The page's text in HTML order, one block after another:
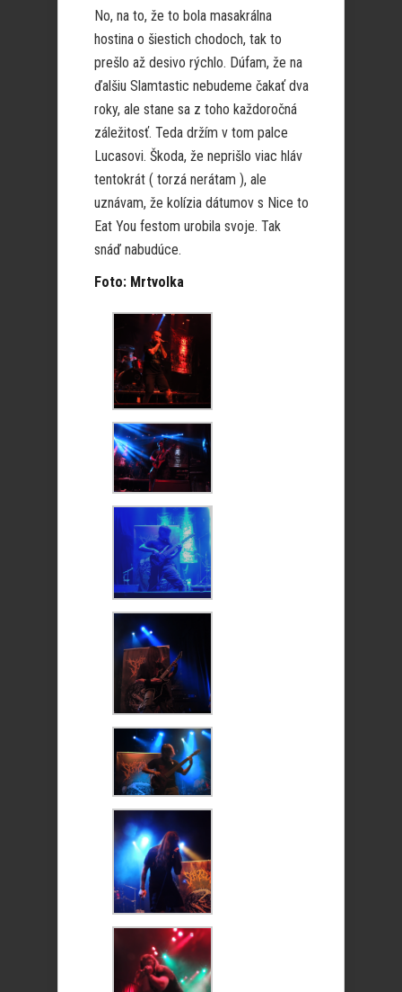
No, na to, že to bola masakrálna
hostina o šiestich chodoch, tak to
prešlo až desivo rýchlo. Dúfam, že na
ďalšiu Slamtastic nebudeme čakať dva
roky, ale stane sa z toho každoročná
záležitosť. Teda držím v tom palce
Lucasovi. Škoda, že neprišlo viac hláv
tentokrát ( torzá nerátam ), ale
uznávam, že kolízia dátumov s Nice to
Eat You festom urobila svoje. Tak
snáď nabudúce.
Foto: Mrtvolka